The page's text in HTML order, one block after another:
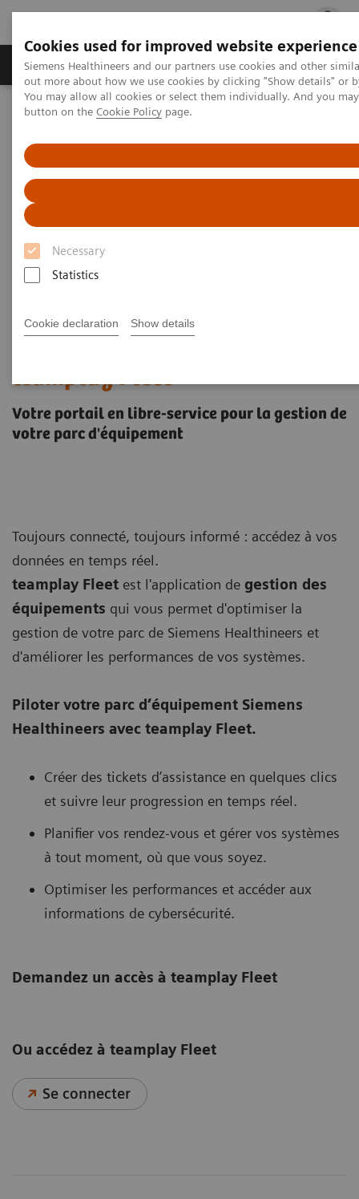
Cookies used for improved website experience
Siemens Healthineers and our partners use cookies and other
out more about how we use cookies by clicking "Show details" or
You may allow all cookies or select them individually. And you
button on the Cookie Policy page.
Necessary
Statistics
Cookie declaration Show details
Produits & services Spécialités cliniques
Accueil Services
Service clients
teamplay Fleet
Votre portail en libre-service pour la gestion de
votre parc d'équipement
Toujours connecté, toujours informé : accédez à vos
données en temps réel.
teamplay Fleet est l'application de gestion des
équipements qui vous permet d'optimiser la
gestion de votre parc de Siemens Healthineers et
d'améliorer les performances de vos systèmes.
Piloter votre parc d’équipement Siemens
Healthineers avec teamplay Fleet.
Créer des tickets d’assistance en quelques clics
et suivre leur progression en temps réel.
Planifier vos rendez-vous et gérer vos systèmes
à tout moment, où que vous soyez.
Optimiser les performances et accéder aux
informations de cybersécurité.
Demandez un accès à teamplay Fleet
Ou accédez à teamplay Fleet
Se connecter